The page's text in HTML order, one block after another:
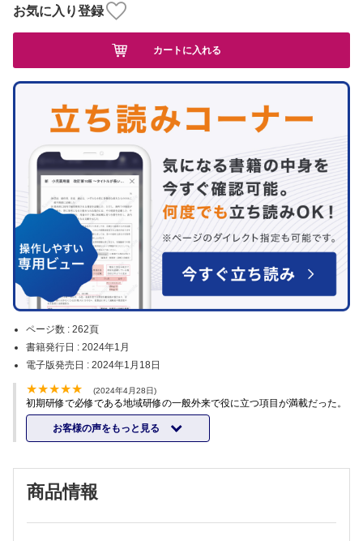
ページ数 : 262頁
書籍発行日 : 2024年1月
電子版発売日 : 2024年1月18日
(2024年4月28日)
初期研修で必修である地域研修の一般外来で役に立つ項目が満載だった。
お客様の声をもっと見る
お気に入り登録
カートに入れる
商品情報